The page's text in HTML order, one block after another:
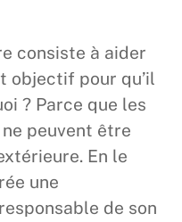
consiste à aider
objectif pour qu’il
? Parce que les
peuvent être
En le
une
de son